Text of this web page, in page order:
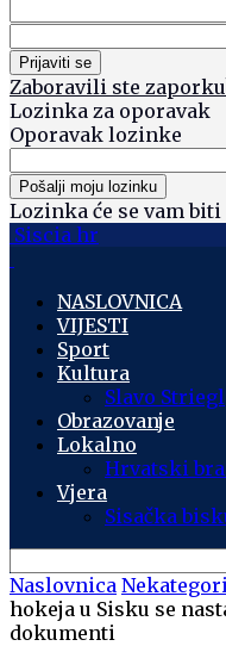
Zaboravili ste
Lozinka za oporavak
Oporavak lozinke
Lozinka će se vam
Siscia hr
NASLOVNICA
VIJESTI
Sport
Kultura
Slavo Striegl
Obrazovanje
Lokalno
Hrvatski
Vjera
Sisačka
Naslovnica
hokeja u Sisku se
dokumenti